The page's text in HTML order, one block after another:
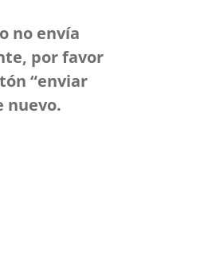
no envía
por favor
“enviar
nuevo.